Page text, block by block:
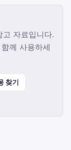
자료입니다.
께 사용하세
찾기